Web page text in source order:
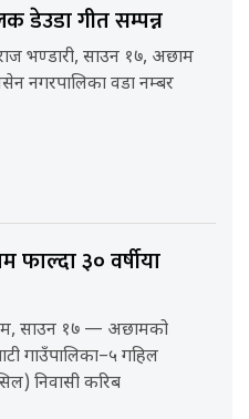
गीत सम्पन्न
भण्डारी, साउन १७, अछाम
नगरपालिका वडा नम्बर
फाल्दा ३० वर्षीया
साउन १७ — अछामको
गाउँपालिका–५ गहिल
निवासी करिब